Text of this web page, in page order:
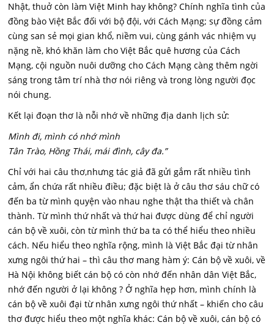
Nhật, thuở còn làm Việt Minh hay không? Chính nghĩa tình của
đồng bào Việt Bắc đối với bộ đội, với Cách Mạng; sự đồng cảm
cùng san sẻ mọi gian khổ, niềm vui, cùng gánh vác nhiệm vụ
nặng nề, khó khăn làm cho Việt Bắc quê hương của Cách
Mạng, cội nguồn nuôi dưỡng cho Cách Mạng càng thêm ngời
sáng trong tâm trí nhà thơ nói riêng và trong lòng người đọc
nói chung.
Kết lại đoạn thơ là nỗi nhớ về những địa danh lịch sử:
Mình đi, mình có nhớ mình
Tân Trào, Hồng Thái, mái đình, cây đa.”
Chỉ với hai câu thơ,nhưng tác giả đã gửi gắm rất nhiều tình
cảm, ẩn chứa rất nhiều điều; đặc biệt là ở câu thơ sáu chữ có
đến ba từ mình quyện vào nhau nghe thật tha thiết và chân
thành. Từ mình thứ nhất và thứ hai được dùng để chỉ người
cán bộ về xuôi, còn từ mình thứ ba ta có thể hiểu theo nhiều
cách. Nếu hiểu theo nghĩa rộng, mình là Việt Bắc đại từ nhân
xưng ngôi thứ hai – thì câu thơ mang hàm ý: Cán bộ về xuôi, về
Hà Nội không biết cán bộ có còn nhớ đến nhân dân Việt Bắc,
nhớ đến người ở lại không ? Ở nghĩa hẹp hơn, mình chính là
cán bộ về xuôi đại từ nhân xưng ngôi thứ nhất – khiến cho câu
thơ được hiểu theo một nghĩa khác: Cán bộ về xuôi, cán bộ có